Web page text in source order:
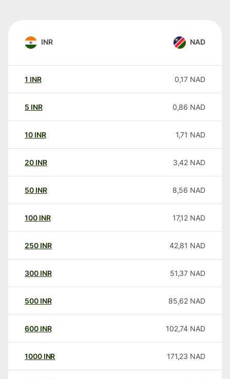
INR NAD
1 INR 0,17 NAD
5 INR 0,86 NAD
10 INR 1,71 NAD
20 INR 3,42 NAD
50 INR 8,56 NAD
100 INR 17,12 NAD
250 INR 42,81 NAD
300 INR 51,37 NAD
500 INR 85,62 NAD
600 INR 102,74 NAD
1000 INR 171,23 NAD